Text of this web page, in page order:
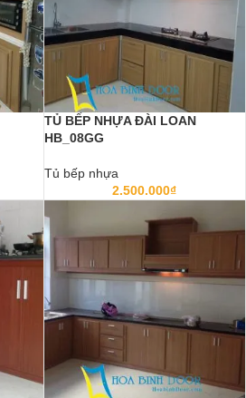
TỦ BẾP NHỰA ĐÀI LOAN
HB_08GG
Tủ bếp nhựa
2.500.000₫